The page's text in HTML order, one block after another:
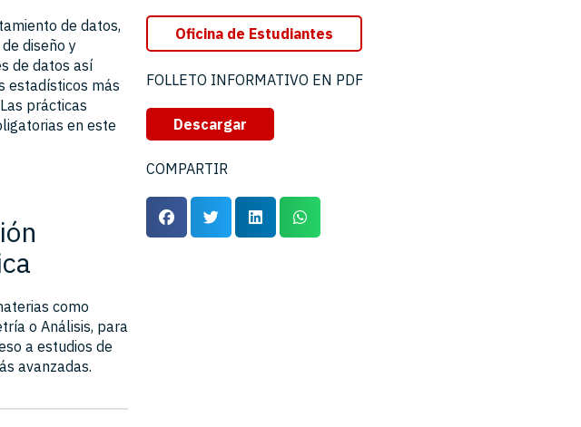
de datos,
diseño y
de datos así
estadísticos más
prácticas
en este
como
o Análisis, para
a estudios de
avanzadas.
Oficina de Estudiantes
FOLLETO INFORMATIVO EN PDF
Descargar
COMPARTIR